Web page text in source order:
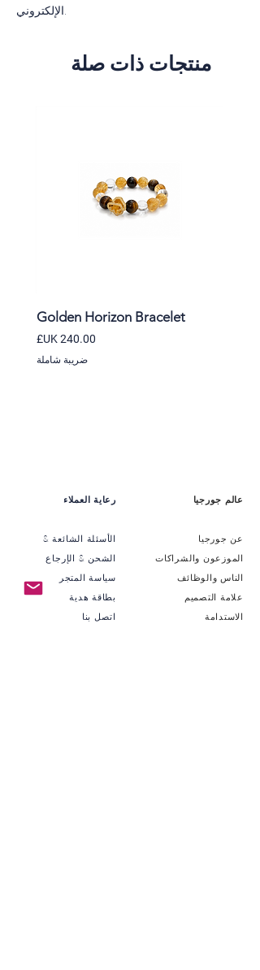
shipping time of your orders is 4-6
منتجات ذات صلة
Golden Horizon Bracelet
السعر
ضريبة شاملة
رعاية العملاء
الأسئلة الشائعة &
الشحن & الإرجاع
سياسة المتجر
بطاقة هدية
اتصل بنا
عالم جورجيا
عن جورجيا
الموزعون والشراكات
الناس والوظائف
علامة التصميم
الاستدامة